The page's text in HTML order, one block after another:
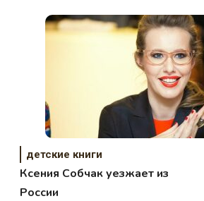
детские книги
Ксения Собчак уезжает из
России